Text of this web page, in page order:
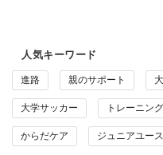
人気キーワード
進路 親のサポート
大学サッカー トレーニング
からだケア ジュニアユース